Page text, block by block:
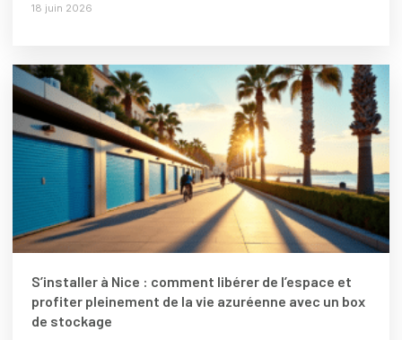
18 juin 2026
S’installer à Nice : comment libérer de l’espace et
profiter pleinement de la vie azuréenne avec un box
de stockage